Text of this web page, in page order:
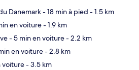
Danemark- 18 min à pied - 1.5 km
en voiture- 1.9 km
- 5 min en voiture- 2.2 km
en voiture- 2.8 km
voiture- 3.5 km